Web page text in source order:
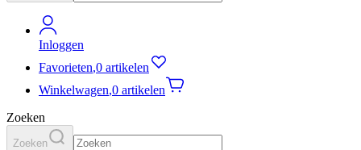
Inloggen
Favorieten,0 artikelen
Winkelwagen,0 artikelen
Zoeken
Zoeken